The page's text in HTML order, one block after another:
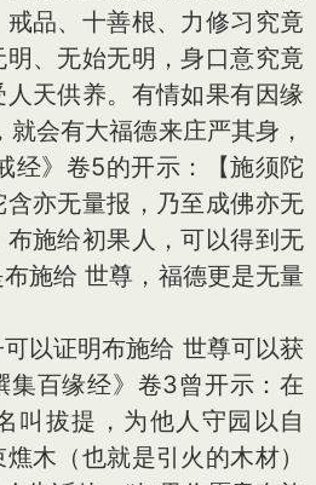
品、十善根、力修习究竟
、无始无明，身口意究竟
天供养。有情如果有因缘
会有大福德来庄严其身，
经》卷5的开示：【施须陀
亦无量报，乃至成佛亦无
施给初果人，可以得到无
施给 世尊，福德更是无量
以证明布施给 世尊可以获
集百缘经》卷3曾开示：在
叫拔提，为他人守园以自
木（也就是引火的木材）